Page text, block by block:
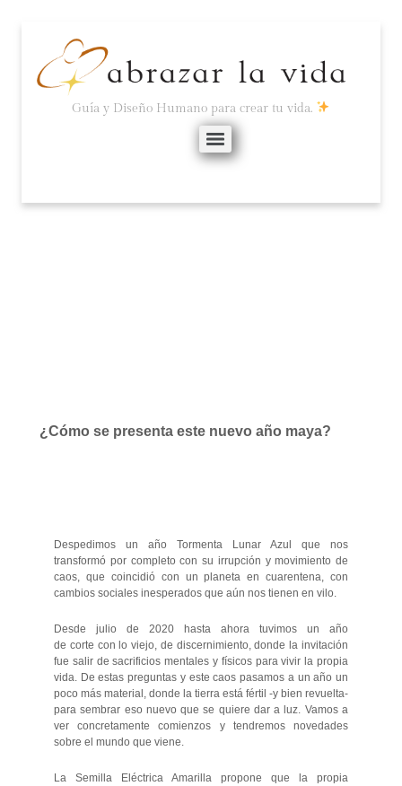
Guía y Diseño Humano para crear tu vida.
¿Cómo se presenta este nuevo año maya?
Despedimos un año Tormenta Lunar Azul que nos
transformó por completo con su irrupción y movimiento de
caos, que coincidió con un planeta en cuarentena, con
cambios sociales inesperados que aún nos tienen en vilo.
Desde julio de 2020 hasta ahora tuvimos un año
de corte con lo viejo, de discernimiento, donde la invitación
fue salir de sacrificios mentales y físicos para vivir la propia
vida. De estas preguntas y este caos pasamos a un año un
poco más material, donde la tierra está fértil -y bien revuelta-
para sembrar eso nuevo que se quiere dar a luz. Vamos a
ver concretamente comienzos y tendremos novedades
sobre el mundo que viene.
La Semilla Eléctrica Amarilla propone que la propia